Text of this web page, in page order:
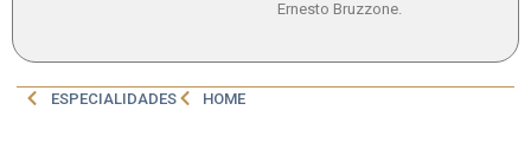
Ernesto Bruzzone.
ESPECIALIDADES HOME